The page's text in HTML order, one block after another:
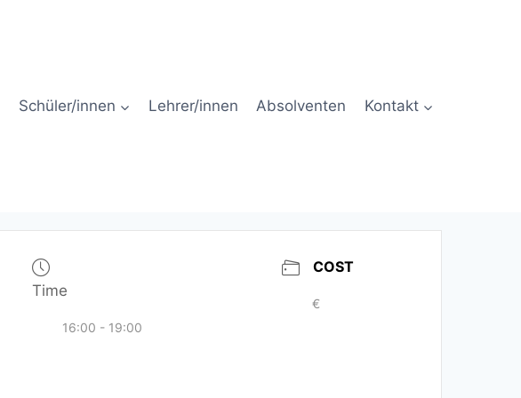
Schüler/innen Lehrer/innen Absolventen Kontakt
Time
16:00 - 19:00
COST
€